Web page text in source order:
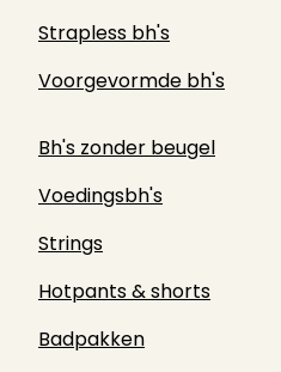
Strapless bh's
Voorgevormde bh's
Bh's zonder beugel
Voedingsbh's
Strings
Hotpants & shorts
Badpakken